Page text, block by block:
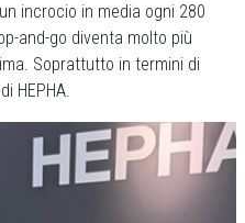
incrocio in media ogni 280
and-go diventa molto più
Soprattutto in termini di
HEPHA.